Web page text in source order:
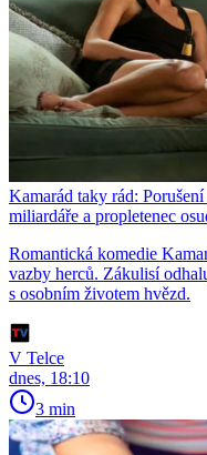
Kamarád taky rád:
miliardáře a propletenec
Romantická komedie
vazby herců. Zákulisí
s osobním životem hvězd.
V Telce
dnes, 18:10
3 min